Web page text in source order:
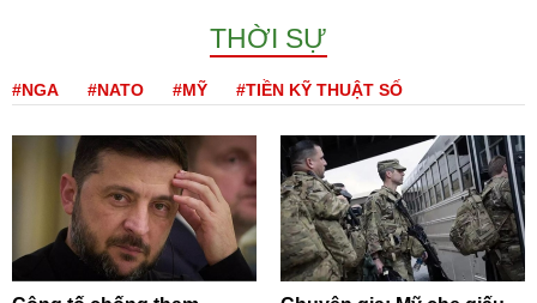
THỜI SỰ
#NGA #NATO #MỸ #TIỀN KỸ THUẬT SỐ